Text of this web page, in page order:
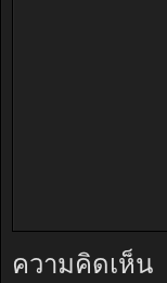
ความคิดเห็น